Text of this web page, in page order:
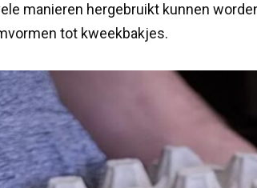
manieren hergebruikt kunnen
tot kweekbakjes.